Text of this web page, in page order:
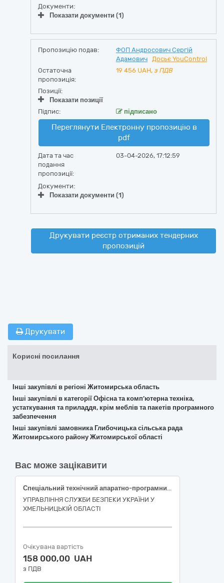
Документи:
Показати документи (1)
Пропозицію подав:
ФОП Андросович Сергій
Адамович
Досьє YouControl
Остаточна
пропозиція:
19 456 UAH, з ПДВ
Позиції:
Показати позиції
Підпис:
підписано
Переглянути Електронну пропозицію в
pdf
Дата та час
подання
пропозиції:
03-04-2026, 17:12:59
Документи:
Показати документи (1)
Друкувати реєстр отриманих тендерних
пропозицій
Друкувати
Корисні посилання
Інші закупівлі в регіоні Житомирська область
Інші закупівлі в категорії Офісна та комп’ютерна техніка,
устаткування та приладдя, крім меблів та пакетів програмного
забезпечення
Інші закупівлі замовника Глибочицька сільська рада
Житомирського району Житомирської області
Вас може зацікавити
Спеціальний технічний апаратно-програмний комплекс аудіо-, відео-контролю та обробки інформації ДК 021:2015, код 30210000-4 відповідає категорії «Машини для обробки даних.
УПРАВЛІННЯ СЛУЖБИ БЕЗПЕКИ УКРАЇНИ У
ХМЕЛЬНИЦЬКІЙ ОБЛАСТІ
Очікувана вартість
158 000,00 UAH
з ПДВ